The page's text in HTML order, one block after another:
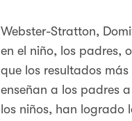
Webster-Stratton,
en el niño, los padres,
que los resultados
enseñan a los padres
los niños, han logrado